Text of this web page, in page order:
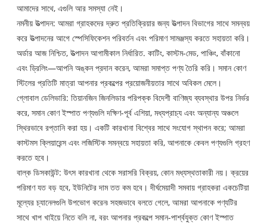
আমাদের সাথে, এগুলি আর সমস্যা নেই।
নমনীয় উত্পাদন: আমরা গ্রাহকদের দ্রুত প্রতিক্রিয়ার জন্য উত্পাদন বিভাগের সাথে সমন্বয়
করে উত্পাদনের আগে স্পেসিফিকেশন পরিবর্তন এবং পরিমাণ সামঞ্জস্য করতে সহায়তা করি।
অর্ডার আজ নিশ্চিত, উত্পাদন আগামীকাল নির্ধারিত. কাটিং, কাস্টম-মেড, পাঞ্চিং, বাঁকানো
এবং ড্রিলিং—আপনি অঙ্কন প্রদান করেন, আমরা সমাপ্ত পণ্য তৈরি করি। সমান কোণ
স্টিলের প্রতিটি মাত্রা আপনার প্রকল্পের প্রয়োজনীয়তার সাথে অবিকল মেলে।
গ্লোবাল ডেলিভারি: তিয়ানজিন জিনলিডার পরিপক্ক বিদেশী বাণিজ্য ব্যবস্থার উপর নির্ভর
করে, সমান কোণ ইস্পাত পণ্যগুলি দক্ষিণ-পূর্ব এশিয়া, মধ্যপ্রাচ্য এবং অন্যান্য অঞ্চলে
স্থিরভাবে রপ্তানি করা হয়। একটি কারখানা বিশ্বের সাথে সংযোগ স্থাপন করে; আমরা
কাস্টমস ক্লিয়ারেন্স এবং লজিস্টিক সমন্বয়ে সহায়তা করি, আপনাকে কেবল পণ্যগুলি গ্রহণ
করতে হবে।
বাল্ক ডিসকাউন্ট: উৎস কারখানা থেকে সরাসরি বিক্রয়, কোন মধ্যস্থতাকারী নয়। ক্রয়ের
পরিমাণ যত বড় হবে, ইউনিটের দাম তত কম হবে। দীর্ঘমেয়াদী সমবায় গ্রাহকরা একচেটিয়া
মূল্যের চ্যানেলগুলি উপভোগ করেন৷ সহজভাবে বলতে গেলে, আমরা আপনাকে পণ্যটির
সাথে খাপ খাইয়ে নিতে বলি না, বরং আপনার প্রকল্পে সমান-পার্শ্বযুক্ত কোণ ইস্পাত